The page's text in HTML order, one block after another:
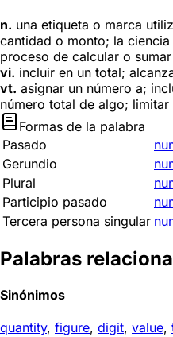
n. una etiqueta o marca
cantidad o monto; la
proceso de calcular o sumar
vi. incluir en un total;
vt. asignar un número a;
número total de algo;
Formas de la palabra
Pasado
Gerundio
Plural
Participio pasado
Tercera persona singular
Palabras
Sinónimos
quantity, figure, digit, value,